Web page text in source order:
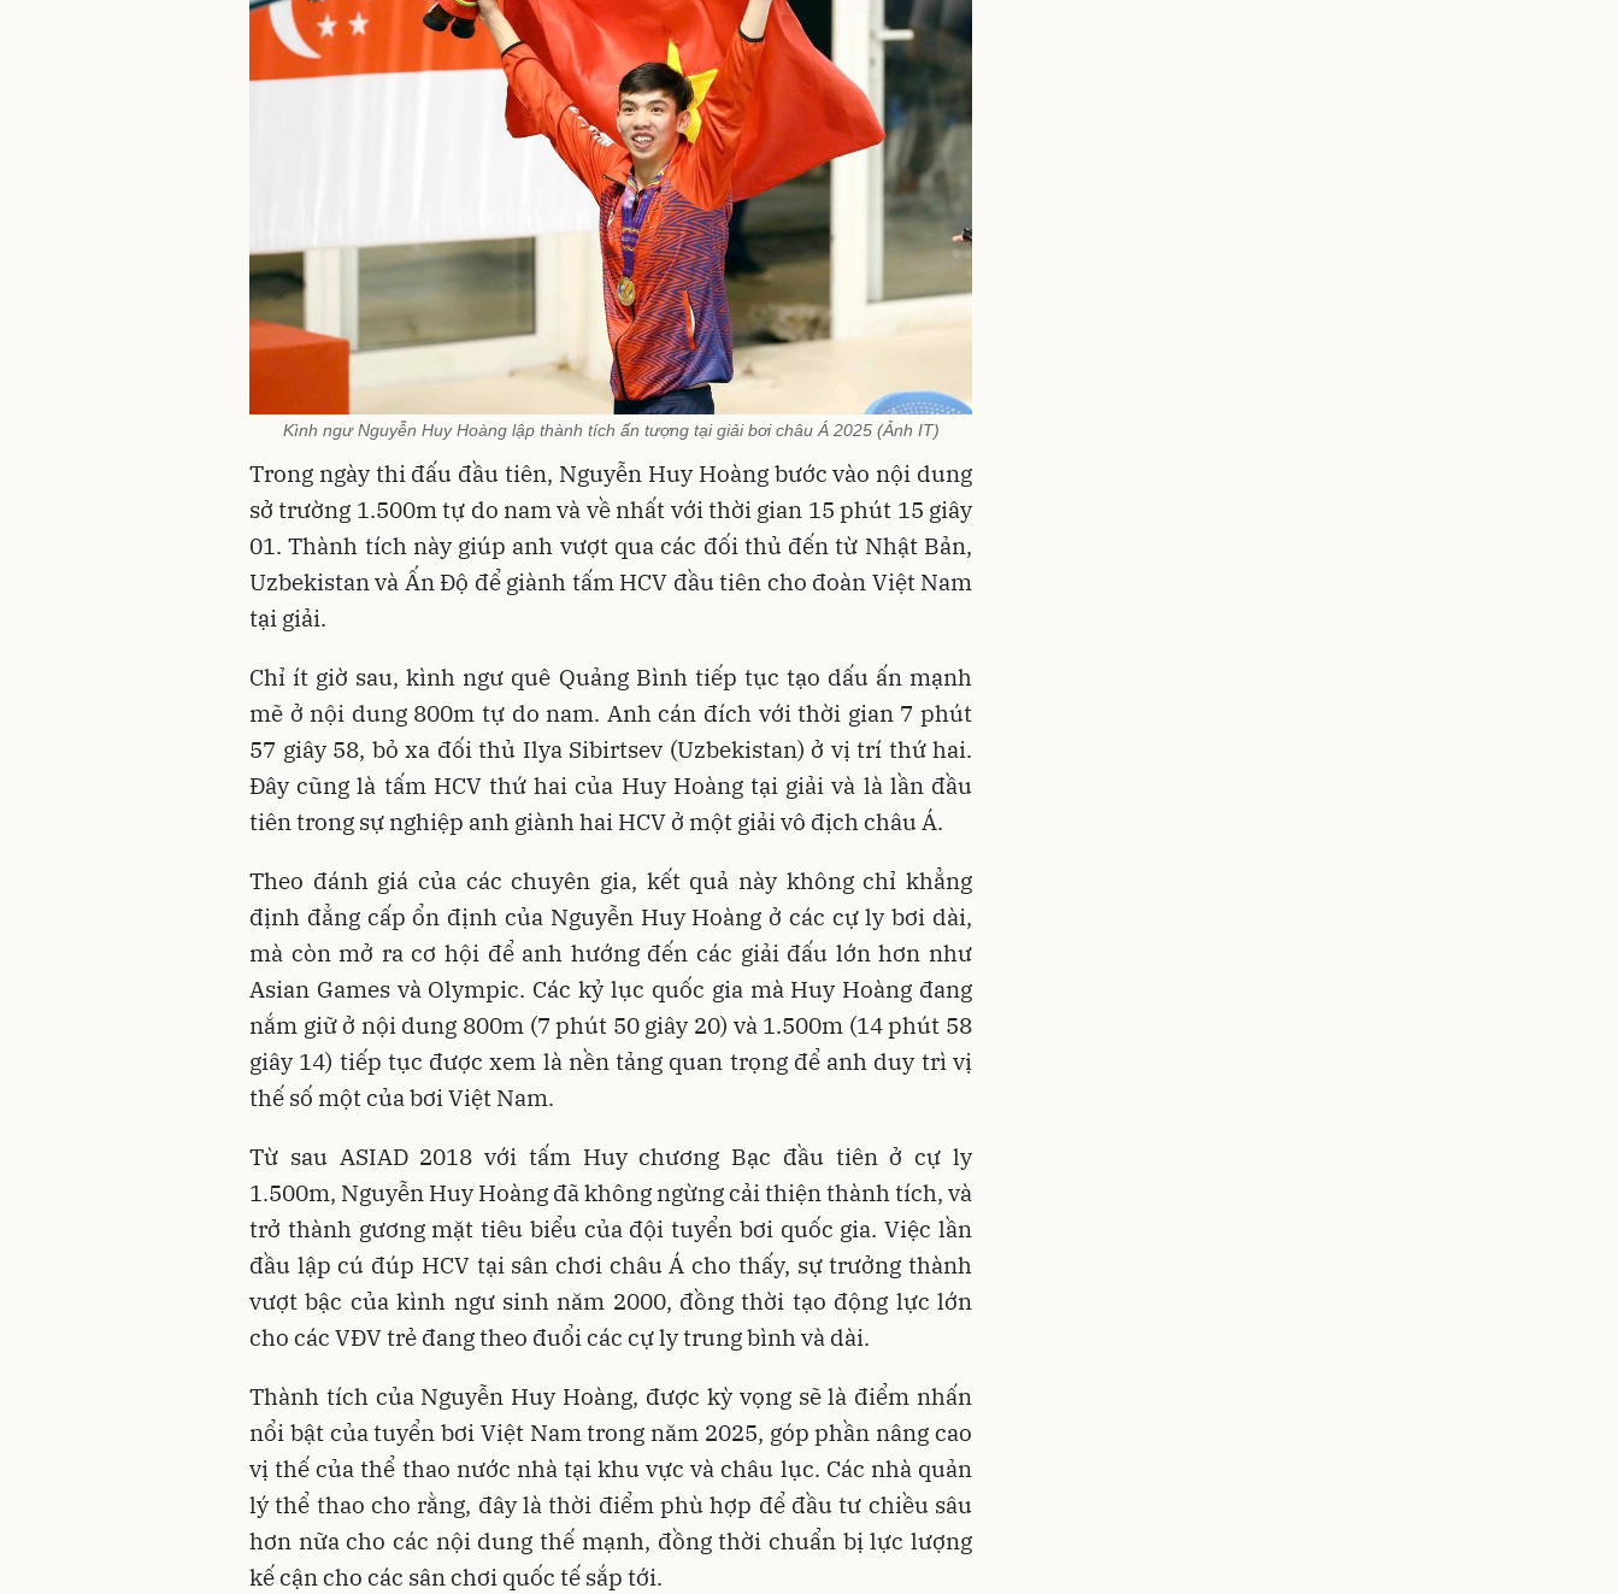
Kình ngư Nguyễn Huy Hoàng lập thành tích ấn tượng tại giải bơi châu Á 2025 (Ảnh IT)
Trong ngày thi đấu đầu tiên, Nguyễn Huy Hoàng bước vào nội dung
sở trường 1.500m tự do nam và về nhất với thời gian 15 phút 15 giây
01. Thành tích này giúp anh vượt qua các đối thủ đến từ Nhật Bản,
Uzbekistan và Ấn Độ để giành tấm HCV đầu tiên cho đoàn Việt Nam
tại giải.
Chỉ ít giờ sau, kình ngư quê Quảng Bình tiếp tục tạo dấu ấn mạnh
mẽ ở nội dung 800m tự do nam. Anh cán đích với thời gian 7 phút
57 giây 58, bỏ xa đối thủ Ilya Sibirtsev (Uzbekistan) ở vị trí thứ hai.
Đây cũng là tấm HCV thứ hai của Huy Hoàng tại giải và là lần đầu
tiên trong sự nghiệp anh giành hai HCV ở một giải vô địch châu Á.
Theo đánh giá của các chuyên gia, kết quả này không chỉ khẳng
định đẳng cấp ổn định của Nguyễn Huy Hoàng ở các cự ly bơi dài,
mà còn mở ra cơ hội để anh hướng đến các giải đấu lớn hơn như
Asian Games và Olympic. Các kỷ lục quốc gia mà Huy Hoàng đang
nắm giữ ở nội dung 800m (7 phút 50 giây 20) và 1.500m (14 phút 58
giây 14) tiếp tục được xem là nền tảng quan trọng để anh duy trì vị
thế số một của bơi Việt Nam.
Từ sau ASIAD 2018 với tấm Huy chương Bạc đầu tiên ở cự ly
1.500m, Nguyễn Huy Hoàng đã không ngừng cải thiện thành tích, và
trở thành gương mặt tiêu biểu của đội tuyển bơi quốc gia. Việc lần
đầu lập cú đúp HCV tại sân chơi châu Á cho thấy, sự trưởng thành
vượt bậc của kình ngư sinh năm 2000, đồng thời tạo động lực lớn
cho các VĐV trẻ đang theo đuổi các cự ly trung bình và dài.
Thành tích của Nguyễn Huy Hoàng, được kỳ vọng sẽ là điểm nhấn
nổi bật của tuyển bơi Việt Nam trong năm 2025, góp phần nâng cao
vị thế của thể thao nước nhà tại khu vực và châu lục. Các nhà quản
lý thể thao cho rằng, đây là thời điểm phù hợp để đầu tư chiều sâu
hơn nữa cho các nội dung thế mạnh, đồng thời chuẩn bị lực lượng
kế cận cho các sân chơi quốc tế sắp tới.